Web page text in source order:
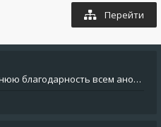
Перейти
Хочу выразить искреннюю благодарность всем анонимным пользователям, которые поддержали наше сообщество финансово. Благод